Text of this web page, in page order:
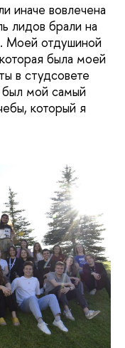
иначе вовлечена
лидов брали на
Моей отдушиной
была моей
в студсовете
мой самый
который я